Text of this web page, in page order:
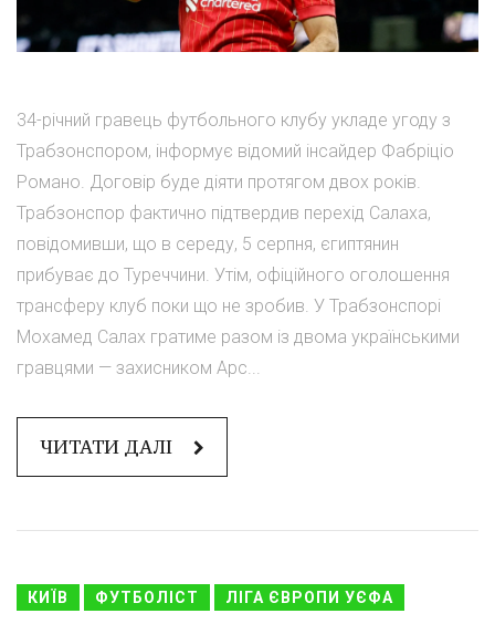
34-річний гравець футбольного клубу укладе угоду з
Трабзонспором, інформує відомий інсайдер Фабріціо
Романо. Договір буде діяти протягом двох років.
Трабзонспор фактично підтвердив перехід Салаха,
повідомивши, що в середу, 5 серпня, єгиптянин
прибуває до Туреччини. Утім, офіційного оголошення
трансферу клуб поки що не зробив. У Трабзонспорі
Мохамед Салах гратиме разом із двома українськими
гравцями — захисником Арс...
ЧИТАТИ ДАЛІ
КИЇВ ФУТБОЛІСТ ЛІГА ЄВРОПИ УЄФА